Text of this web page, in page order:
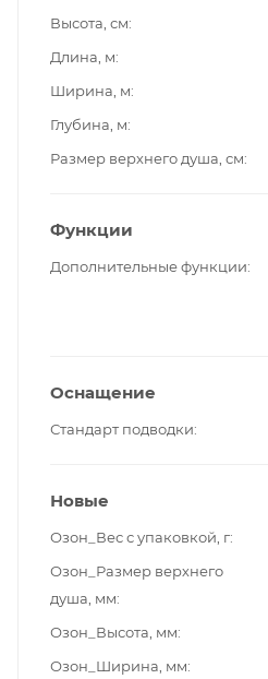
Высота, см
Длина, м
Ширина, м
Глубина, м
Размер верхнего душа, см
Функции
Дополнительные функции
Оснащение
Стандарт подводки
Новые
Озон_Вес с упаковкой, г
Озон_Размер верхнего
душа, мм
Озон_Высота, мм
Озон_Ширина, мм